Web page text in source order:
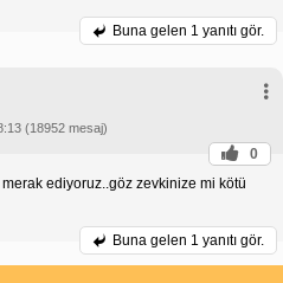
Buna gelen 1 yanıtı gör.
(18952 mesaj)
0
merak ediyoruz..göz zevkinize mi kötü
Buna gelen 1 yanıtı gör.